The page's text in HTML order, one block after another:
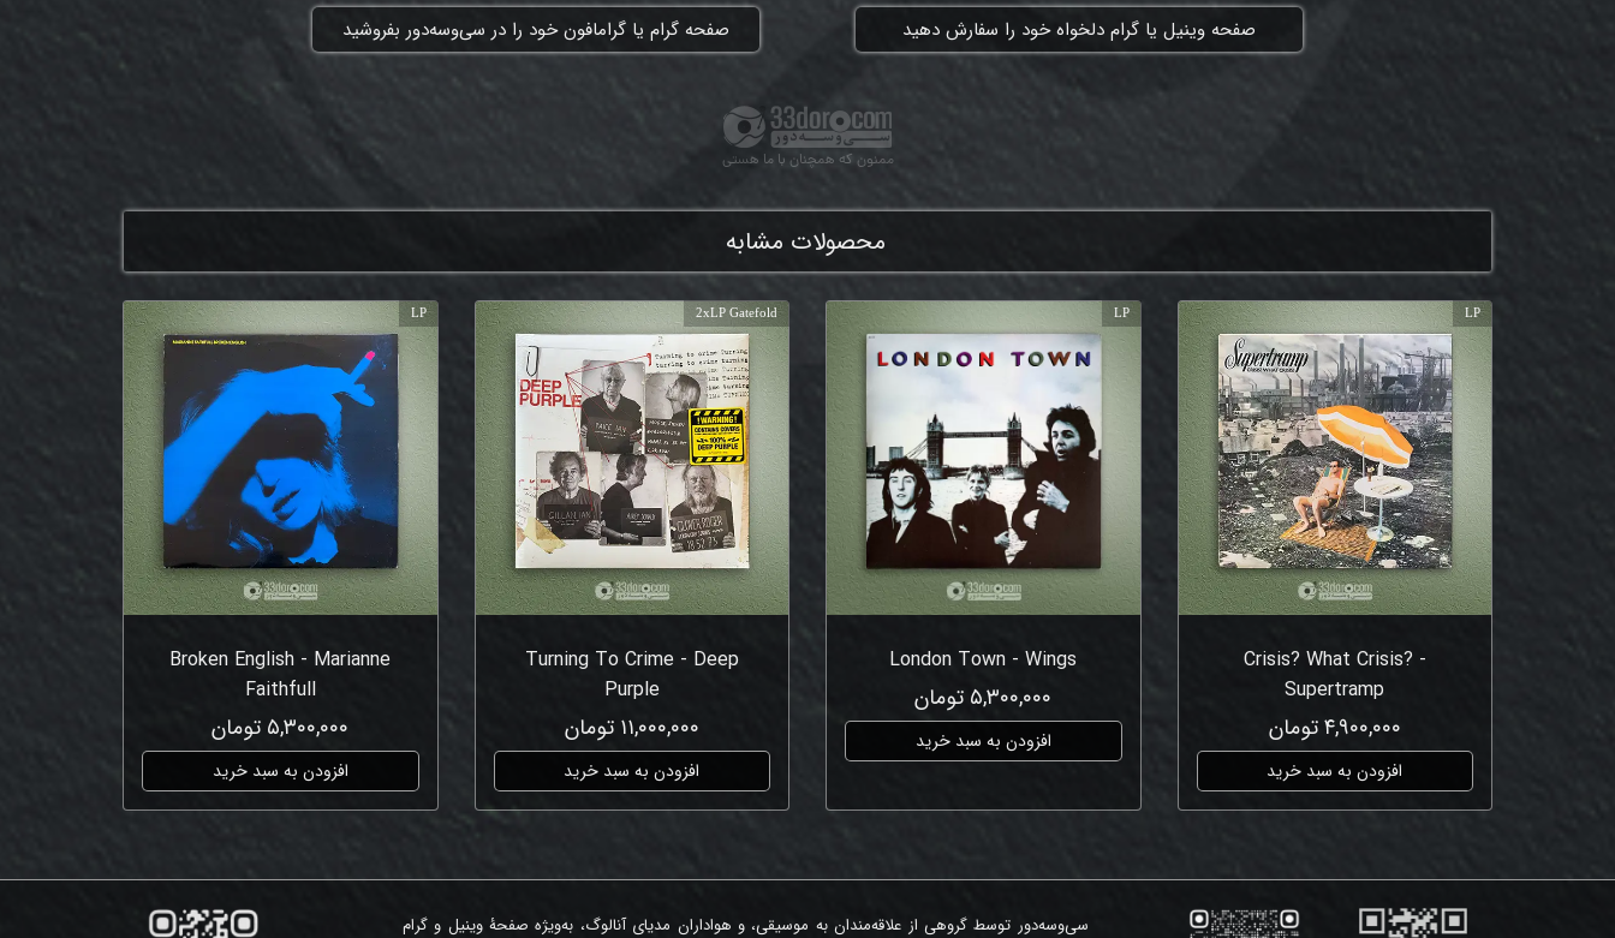
​صفحه وینیل یا گرام دلخواه خود را سفارش دهید ​صفحه گرام یا گرامافون خود را در سی‌وسه‌دور بفروشید
ممنون که همچنان با ما هستی
محصولات مشابه
Crisis? What Crisis? -
Supertramp
۴,۹۰۰,۰۰۰ تومان
افزودن به سبد خرید
LP
London Town - Wings
۵,۳۰۰,۰۰۰ تومان
افزودن به سبد خرید
LP
Turning To Crime - Deep
Purple
۱۱,۰۰۰,۰۰۰ تومان
افزودن به سبد خرید
2xLP Gatefold
Broken English - Marianne
Faithfull
۵,۳۰۰,۰۰۰ تومان
افزودن به سبد خرید
LP
سی‌وسه‌دور توسط گروهی از علاقه‌مندان به موسیقی، و هواداران مدیای آنالوگ، به‌ویژه صفحۀ وینیل و گرام